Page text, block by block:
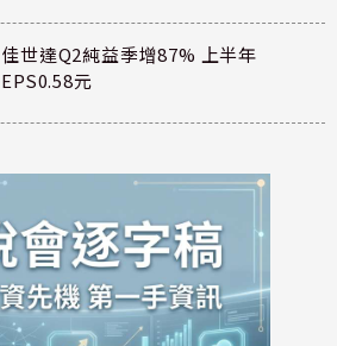
佳世達Q2純益季增87% 上半年
EPS0.58元